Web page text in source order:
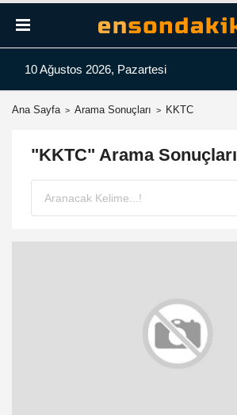
10 Ağustos 2026, Pazartesi
Ana Sayfa Arama Sonuçları KKTC
"KKTC" Arama Sonuçları